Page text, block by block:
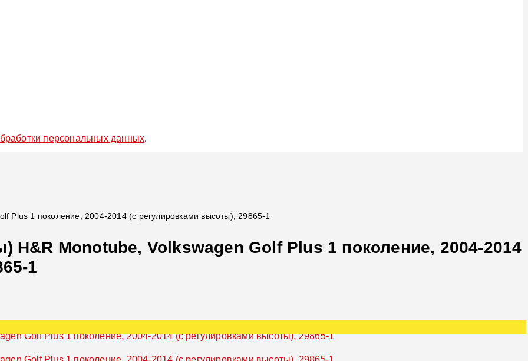
персональных данных.
Plus 1 поколение, 2004-2014 (с регулировками высоты), 29865-1
H&R Monotube, Volkswagen Golf Plus 1 поколение, 2004-2014
1